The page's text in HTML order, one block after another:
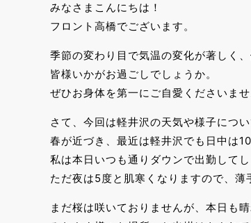
みなさまこんにちは！
フロント高橋でございます。
季節の変わり目で気温の変化が著しく
皆様いかがお過ごしでしょうか。
ぜひお身体を第一にご自愛くださいませ
さて、今回は軽井沢の天気や様子につ
春が近づき、最近は軽井沢でも日中は
私は本日いつも通りダウンで出勤して
ただ夜は5度と肌寒くなりますので、
まだ桜は咲いておりませんが、本日も晴